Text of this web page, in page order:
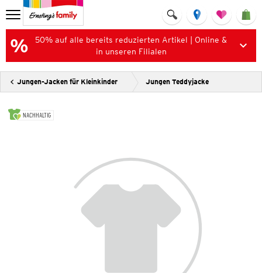
50% auf alle bereits reduzierten Artikel | Online &
in unseren Filialen
Jungen-Jacken für Kleinkinder Jungen Teddyjacke
NACHHALTIG